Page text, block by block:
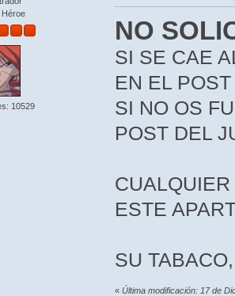
10529
NO
SI SE CAE
EN EL
SI NO OS
POST DEL
ESTE
SU
« Última modificación: 17 de